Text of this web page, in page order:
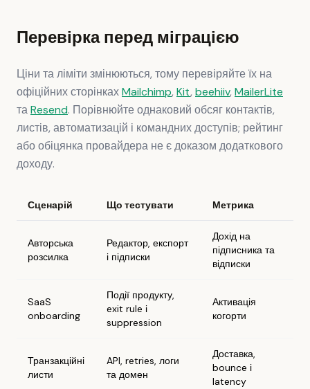
Перевірка перед міграцією
Ціни та ліміти змінюються, тому перевіряйте їх на
офіційних сторінкахMailchimp, Kit, beehiiv, MailerLite
таResend. Порівнюйте однаковий обсяг контактів,
листів, автоматизацій і командних доступів; рейтинг
або обіцянка провайдера не є доказом додаткового
доходу.
Сценарій Що тестувати Метрика
Авторська
розсилка
Редактор, експорт
і підписки
Дохід на
підписника та
відписки
SaaS
onboarding
Події продукту,
exit rule і
suppression
Активація
когорти
Транзакційні
листи
API, retries, логи
та домен
Доставка,
bounce і
latency